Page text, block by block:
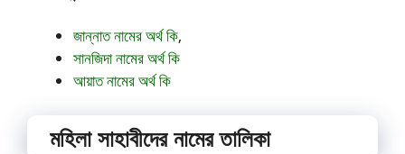
জান্নাত নামের অর্থ কি,
সানজিদা নামের অর্থ কি
আয়াত নামের অর্থ কি
মহিলা সাহাবীদের নামের তালিকা